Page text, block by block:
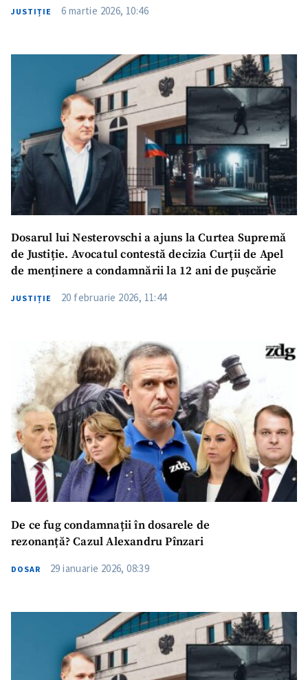
JUSTIȚIE 6 martie 2026, 10:46
Dosarul lui Nesterovschi a ajuns la Curtea Supremă
de Justiție. Avocatul contestă decizia Curții de Apel
de menținere a condamnării la 12 ani de pușcărie
JUSTIȚIE 20 februarie 2026, 11:44
De ce fug condamnații în dosarele de
rezonanță? Cazul Alexandru Pînzari
DOSAR 29 ianuarie 2026, 08:39